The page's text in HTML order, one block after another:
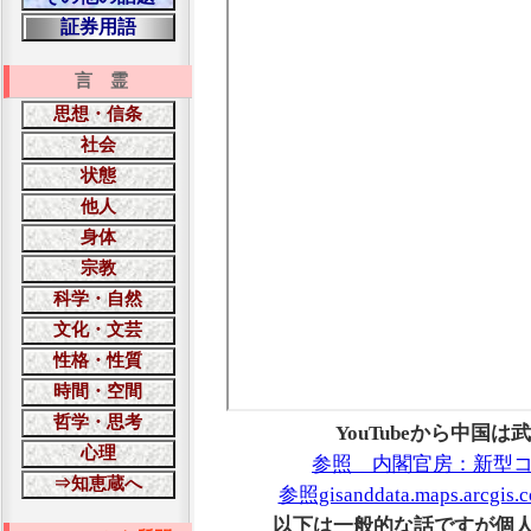
YouTubeから中国は
参照 内閣官房：新型
参照
以下は一般的な話ですが個
言 霊